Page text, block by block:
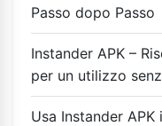
Passo dopo Passo
Instander APK –
per un utilizzo
Usa Instander